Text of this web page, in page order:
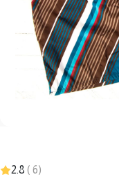
(
6
)
2.8